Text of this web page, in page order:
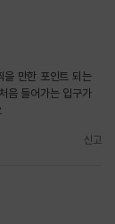
을 만한 포인트 되는
음 들어가는 입구가
신고